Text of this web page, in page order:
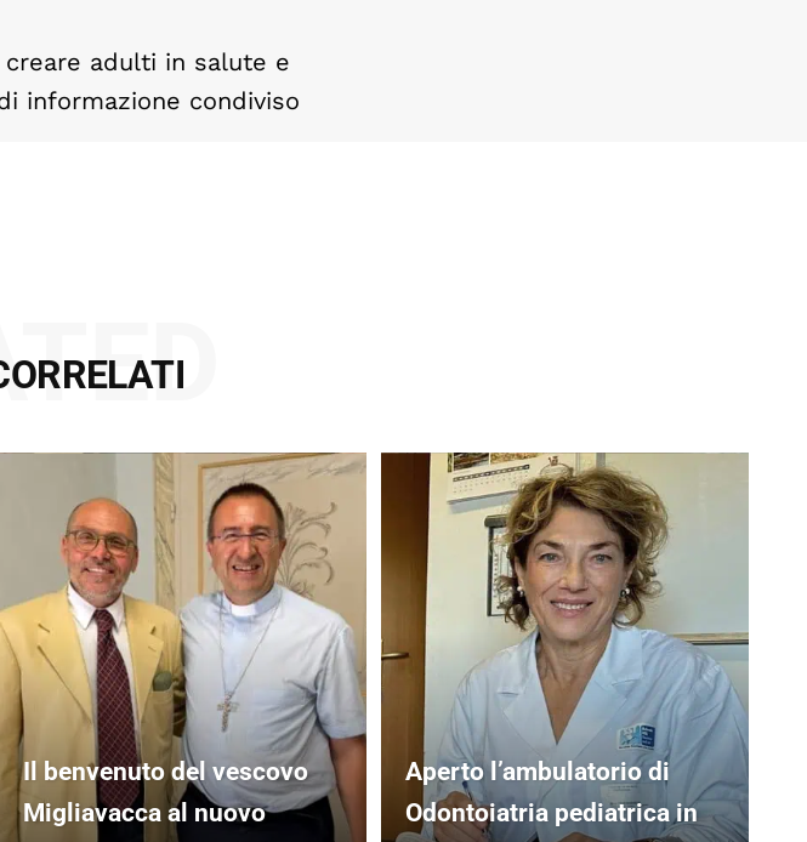
adulti in salute e
informazione condiviso
Il benvenuto del vescovo
Migliavacca al nuovo
Aperto l’ambulatorio di
Odontoiatria pediatrica in